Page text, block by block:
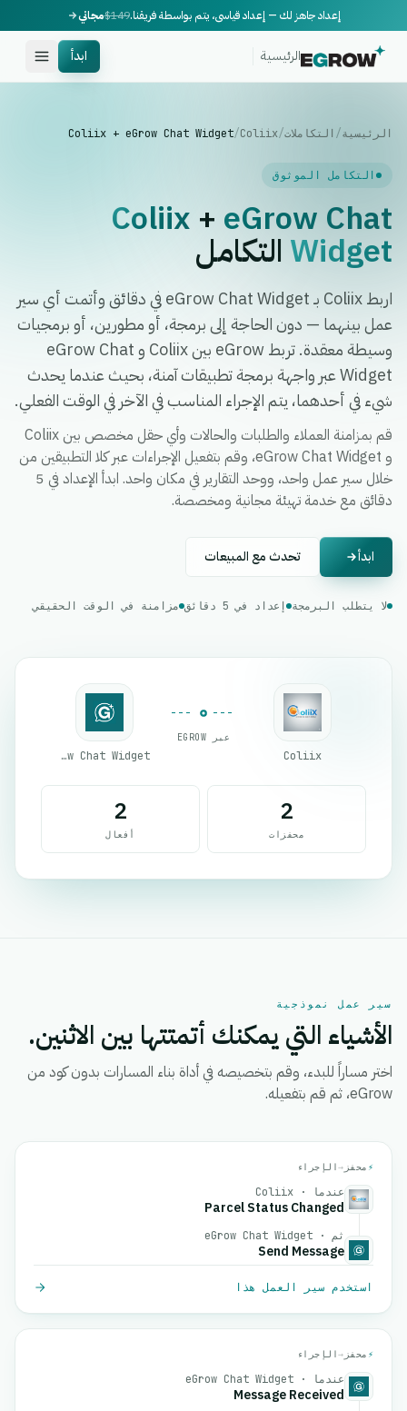
إعداد جاهز لك — إعداد قياسي، يتم بواسطة فريقنا.$149مجاني
الرئيسية ابدأ
الرئيسية/ التكاملات/
Coliix
/
Coliix + eGrow Chat Widget
التكامل الموثوق
Coliix + eGrow Chat
Widget التكامل
اربط Coliix بـ eGrow Chat Widget في دقائق وأتمت أي سير
عمل بينهما — دون الحاجة إلى برمجة، أو مطورين، أو برمجيات
وسيطة معقدة. تربط eGrow بين Coliix و eGrow Chat
Widget عبر واجهة برمجة تطبيقات آمنة، بحيث عندما يحدث
شيء في أحدهما، يتم الإجراء المناسب في الآخر في الوقت الفعلي.
قم بمزامنة العملاء والطلبات والحالات وأي حقل مخصص بين Coliix
و eGrow Chat Widget، وقم بتفعيل الإجراءات عبر كلا التطبيقين من
خلال سير عمل واحد، ووحد التقارير في مكان واحد. ابدأ الإعداد في 5
دقائق مع خدمة تهيئة مجانية ومخصصة.
ابدأ تحدث مع المبيعات
لا يتطلب البرمجة إعداد في 5 دقائق مزامنة في الوقت الحقيقي
Coliix
عبر EGROW
eGrow Chat Widget
2
محفزات
2
أفعال
سير عمل نموذجية
الأشياء التي يمكنك أتمتتها بين الاثنين.
اختر مساراً للبدء، وقم بتخصيصه في أداة بناء المسارات بدون كود من
eGrow، ثم قم بتفعيله.
⚡ محفز →الإجراء
عندما · Coliix
Parcel Status Changed
ثم · eGrow Chat Widget
Send Message
استخدم سير العمل هذا
⚡ محفز →الإجراء
عندما · eGrow Chat Widget
Message Received